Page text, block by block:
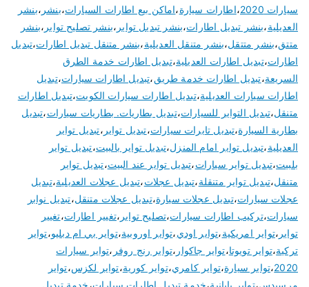
سيارات 2020
،اطارات سيارة،اماكن بيع اطارات السيارات،بنشر ،بنشر
العديلية،بنشر تبديل اطارات،بنشر تبديل تواير ،بنشر تصليح تواير ،بنشر
متتق،بنشر متتقل،بنشر متنقل العديلية،بنشر متنقل تبديل اطارات،تبديل
اطارات،تبديل اطارات العديلية،تبديل اطارات خدمة الطرق
السريعة،تبديل اطارات خدمة طريق،تبديل اطارات سيارات،تبديل
اطارات سيارات العديلية،تبديل اطارات سيارات الكويت،تبديل اطارات
متنقل،تبديل التواير للسيارات،تبديل بطاريات. بطاريات سيارات،تبديل
بطارية السيارة،تبديل تايرات سيارات،تبديل تواير ،تبديل تواير
العديلية،تبديل تواير امام المنزل،تبديل تواير بالبيت،تبديل تواير
بلبيت،تبديل تواير سيارات،تبديل تواير عند البيت،تبديل تواير
متنقل،تبديل تواير متنقلة،تبديل عجلات،تبديل عجلات العديلية،تبديل
عجلات سيارات،تبديل عجلات سيارة،تبديل عجلات متنقل،تبديل نوابر
سيارات،تركيب اطارات سيارات،تصليح تواير ،تغيير اطارات،تغيير
تواير ،تواير امريكية،تواير اودي،تواير اوروبية،تواير بي ام دبليو،تواير
تركية،تواير تويوتا،تواير جاكوار ،تواير رنج روفر ،تواير سيارات
2020،تواير سيارة،تواير كامري،تواير كورية،تواير لكزس،تواير